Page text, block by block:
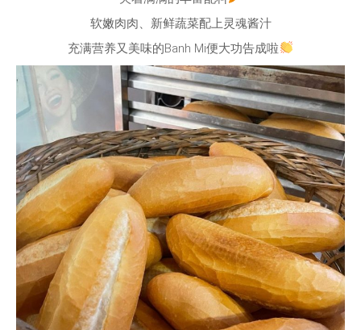
软嫩肉肉、新鲜蔬菜配上灵魂酱汁
充满营养又美味的Banh Mi便大功告成啦